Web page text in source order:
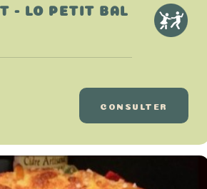
- LO PETIT BAL
CONSULTER